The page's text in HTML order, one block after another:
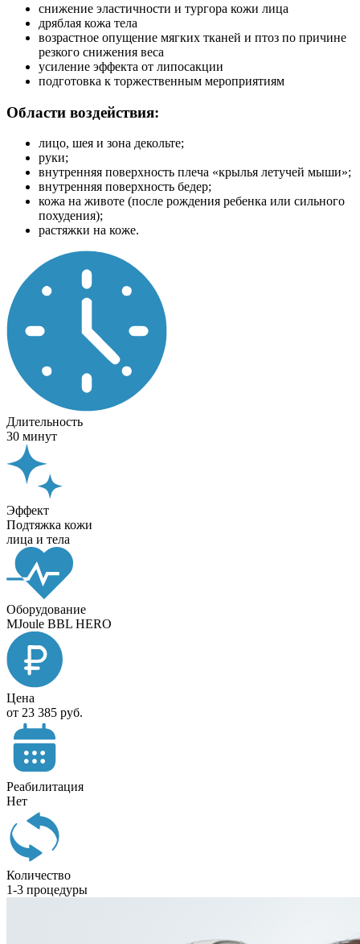
снижение эластичности и тургора кожи лица
дряблая кожа тела
возрастное опущение мягких тканей и птоз по причине
резкого снижения веса
усиление эффекта от липосакции
подготовка к торжественным мероприятиям
Области воздействия:
лицо, шея и зона декольте;
руки;
внутренняя поверхность плеча «крылья летучей мыши»;
внутренняя поверхность бедер;
кожа на животе (после рождения ребенка или сильного
похудения);
растяжки на коже.
Длительность
30 минут
Эффект
Подтяжка кожи
лица и тела
Оборудование
MJoule BBL HERO
Цена
от 23 385 руб.
Реабилитация
Нет
Количество
1-3 процедуры